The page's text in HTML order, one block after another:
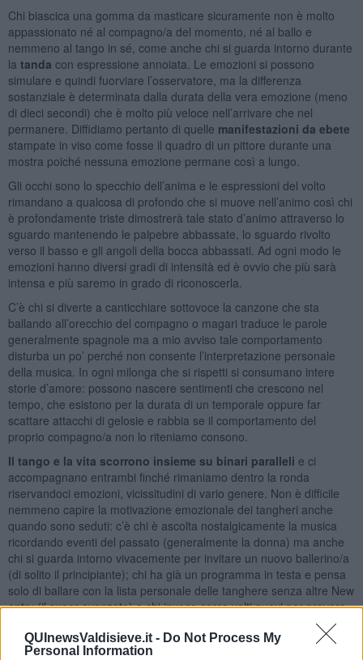
QUInewsValdisieve.it - Do Not Process My
Personal Information
Chi biascica una gomma da masticare sicuramente non è molto
appassionato né al compagno/a del momento, né al ballo e
nemmeno al tango in sé, come anche chi si guarda intorno durante
la tanda con espressione annoiata. Le emozioni si possono
simulare e quindi fuorviare l’osservatore, ma la differenza
sostanziale è determinata dalla durata della vera emozione (meno
di dieci secondi) che è molto più veloce nell’arrivare che nel
permanere. Diffidiamo pertanto di quelle manifestazioni da ebete
stampate in viso come fosse il quadro di un pittore durante una
mostra poiché nessuna emozione permane così a lungo.
Gli occhi sono lo specchio dell’anima e le espressioni del volto
rimandano a qualcosa di profondo che si muove nell’animo così chi
è profondamente triste dimostrerà tale stato d’animo attraverso lo
sguardo mantenendo le palpebre abbassate, lo sguardo rivolto
verso il basso e gli angoli della bocca abbassati. Ad ogni modo le
emozioni hanno diversi gradi di intensità ed è ovvio che più sarà
intensa e più saremo in grado di riconoscerla.
C’è chi si diverte a canticchiare sottovoce la canzone che sta
ballando all’orecchio del compagno o magari traduce le parole
generalmente spagnole ma a mio avviso tale comportamento
disturba un po’ perché non consente l’interpretazione personale
della musica. In ogni milonga che si rispetti si consumano intere
storie d’amore: possono nascere sentimenti che crescono nel
tempo, che esistono per la durata di un temporale oppure far
scattare attacchi di gelosie e rabbia se il comportamento del
proprio compagno/a non lo riteniamo consono.
Il tango e la vita scorrono insieme su binari paralleli e ci
accompagnano entrambi finché rimaniamo dentro la ronda
riservandoci emozioni, vicissitudini di vario genere. Non è difficile
nemmeno capire la motivazione emozionale dei tangheri anche
quando sono seduti: c’è chi è ascolta nostalgicamente la musica
ricordando eventi del passato (generalmente la donna) ma anche
chi si guarda intorno vivacemente per invitare un nuovo ballerino/a
(di solito il principiante); chi ha già un programma in testa e pensa
solo di ballare con la lista personale delle tanghere senza altre New
entry (il super avanzato) e chi invece cerca volti nuovi per provare
La musica del tango è per natura nostalgica e pertanto ben si